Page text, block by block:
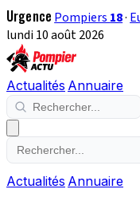
Urgence Pompiers 18·
lundi 10 août 2026
Actualités Annuaire
Actualités Annuaire